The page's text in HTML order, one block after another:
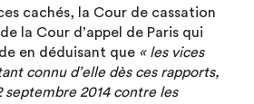
cachés, la Cour de cassation
la Cour d’appel de Paris qui
en déduisant que « les vices
connu d’elle dès ces rapports,
septembre 2014 contre les